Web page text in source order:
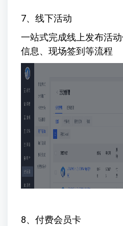
7、线下活动
一站式完成线上发布活
信息、现场签到等流程
8、付费会员卡